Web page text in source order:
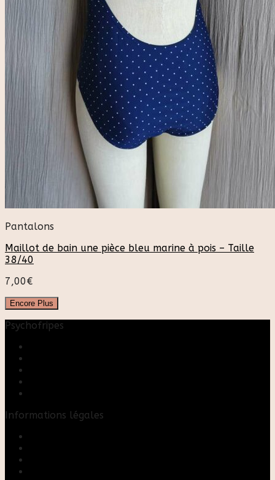
Pantalons
Maillot de bain une pièce bleu marine à pois – Taille
38/40
7,00€
Encore Plus
Psychofripes
Informations légales